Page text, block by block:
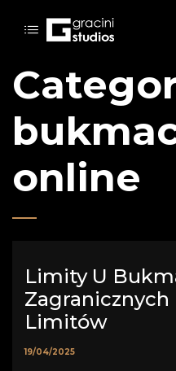
online
Limity U
Limitów
19/04/2025